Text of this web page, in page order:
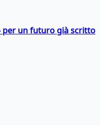
per un futuro già scritto